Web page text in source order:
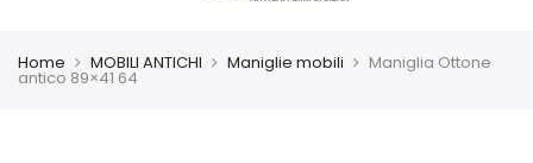
Home MOBILI ANTICHI Maniglie mobili Maniglia Ottone
antico 89×41 64